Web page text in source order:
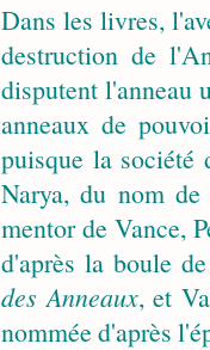
Dans les livres,
destruction de
disputent l'anneau
anneaux de
puisque la société
Narya, du nom
mentor de Vance,
d'après la boule
des Anneaux, et
nommée d'après